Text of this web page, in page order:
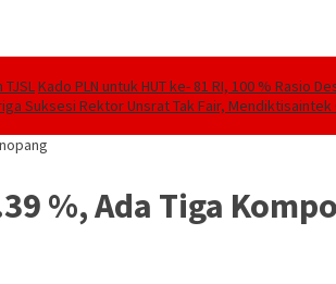
Kado PLN untuk HUT ke- 81 RI, 100 % Rasio
Suksesi Rektor Unsrat Tak Fair,
%, Ada Tiga